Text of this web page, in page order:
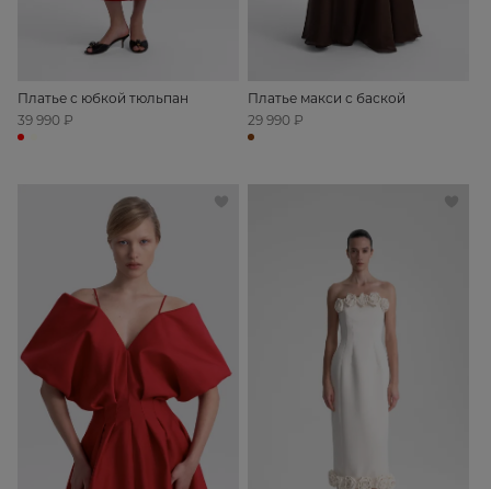
Платье с юбкой тюльпан
39 990 ₽
Платье макси с баской
29 990 ₽